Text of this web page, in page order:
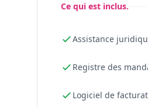
Ce qui est inclus.
Assistance
Registre des
Logiciel de